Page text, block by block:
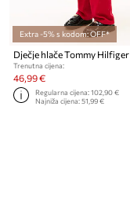
Extra -5% s kodom: OFF*
Dječje hlače Tommy Hilfiger
Trenutna cijena:
46,99 €
Regularna cijena:102,90 €
Najniža cijena:51,99 €